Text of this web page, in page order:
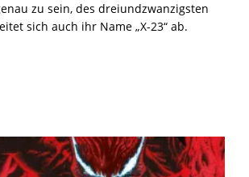
zu sein, des dreiundzwanzigsten
sich auch ihr Name „X-23“ ab.